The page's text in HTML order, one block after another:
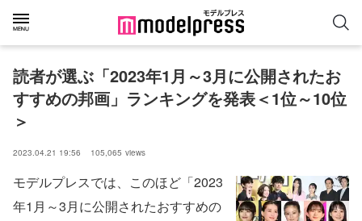
読者が選ぶ「2023年1月～3月に公開されたお
すすめの邦画」ランキングを発表＜1位～10位
＞
2023.04.21 19:56 105,065 views
モデルプレスでは、このほど「2023
年1月～3月に公開されたおすすめの